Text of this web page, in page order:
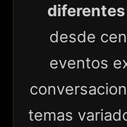
desde
eventos
temas